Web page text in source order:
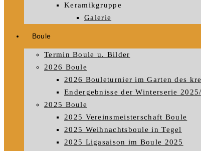
Keramikgruppe
Galerie
Boule
Termin Boule u. Bilder
2026 Boule
2026 Bouleturnier im Garten des
Endergebnisse der Winterserie
2025 Boule
2025 Vereinsmeisterschaft Boule
2025 Weihnachtsboule in Tegel
2025 Ligasaison im Boule 2025